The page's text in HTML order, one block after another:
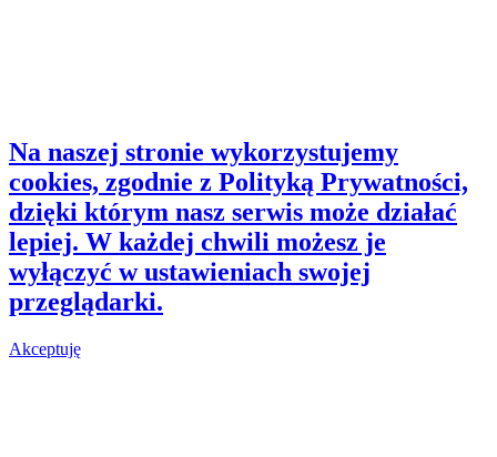
Na naszej stronie wykorzystujemy
cookies, zgodnie z Polityką Prywatności,
dzięki którym nasz serwis może działać
lepiej. W każdej chwili możesz je
wyłączyć w ustawieniach swojej
przeglądarki.
Akceptuję